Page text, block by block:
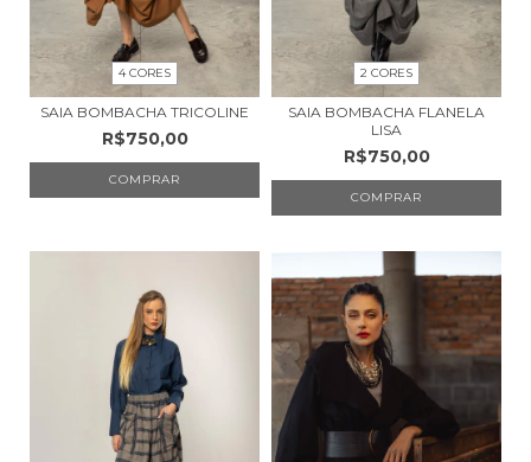
4 CORES
SAIA BOMBACHA TRICOLINE
R$750,00
COMPRAR
2 CORES
SAIA BOMBACHA FLANELA
LISA
R$750,00
COMPRAR